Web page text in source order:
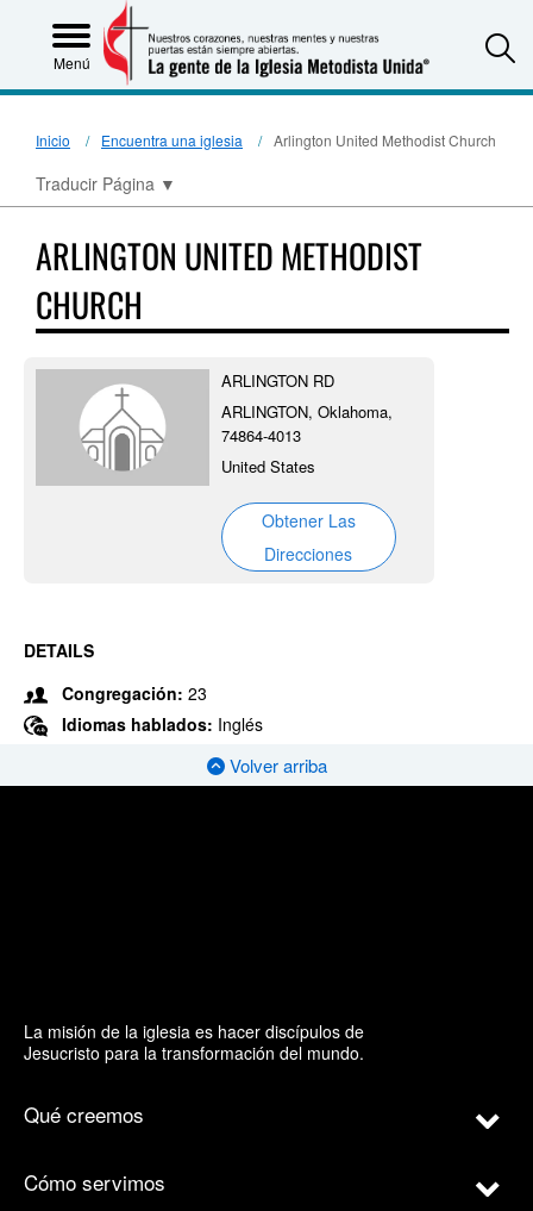
Menú
Inicio Encuentra una iglesia Arlington United Methodist Church
Traducir Página ▼
ARLINGTON UNITED METHODIST
CHURCH
ARLINGTON RD
ARLINGTON, Oklahoma,
74864-4013
United States
Obtener Las
Direcciones
DETAILS
Congregación: 23
Idiomas hablados: Inglés
Volver arriba
La misión de la iglesia es hacer discípulos de
Jesucristo para la transformación del mundo.
Qué creemos
Cómo servimos